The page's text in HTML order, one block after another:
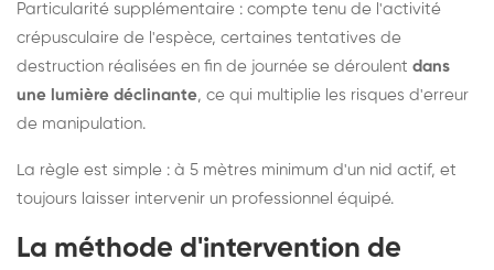
Particularité supplémentaire : compte tenu de l'activité
crépusculaire de l'espèce, certaines tentatives de
destruction réalisées en fin de journée se déroulent dans
une lumière déclinante, ce qui multiplie les risques d'erreur
de manipulation.
La règle est simple : à 5 mètres minimum d'un nid actif, et
toujours laisser intervenir un professionnel équipé.
La méthode d'intervention de